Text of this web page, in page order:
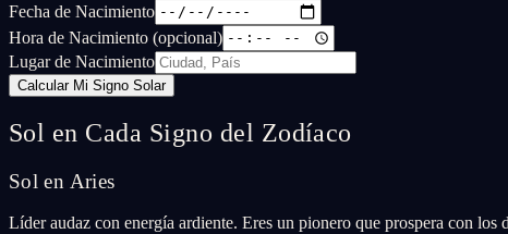
Fecha de Nacimiento
Hora de Nacimiento (opcional)
Lugar de Nacimiento
Calcular Mi Signo Solar
Sol en Cada Signo del Zodíaco
Sol en Aries
Líder audaz con energía ardiente. Eres un pionero que prospera con